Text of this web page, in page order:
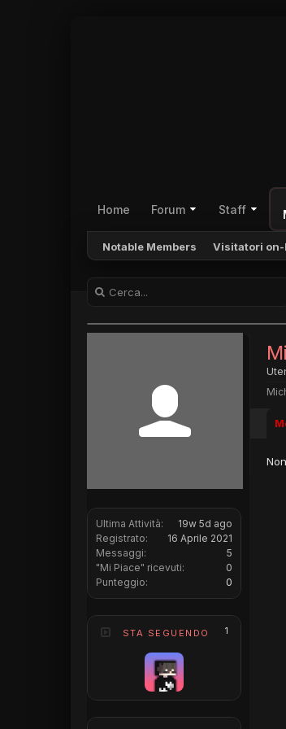
Home Forum Staff
Notable Members Visitatori
Ultima Attività:
19w 5d ago
Registrato:
16 Aprile 2021
Messaggi:
5
"Mi Piace" ricevuti:
0
Punteggio:
0
STA SEGUENDO 1